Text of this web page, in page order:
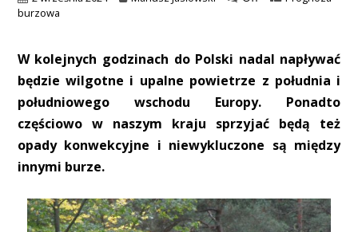
burzowa
W kolejnych godzinach do Polski nadal napływać
będzie wilgotne i upalne powietrze z południa i
południowego wschodu Europy. Ponadto
częściowo w naszym kraju sprzyjać będą też
opady konwekcyjne i niewykluczone są między
innymi burze.